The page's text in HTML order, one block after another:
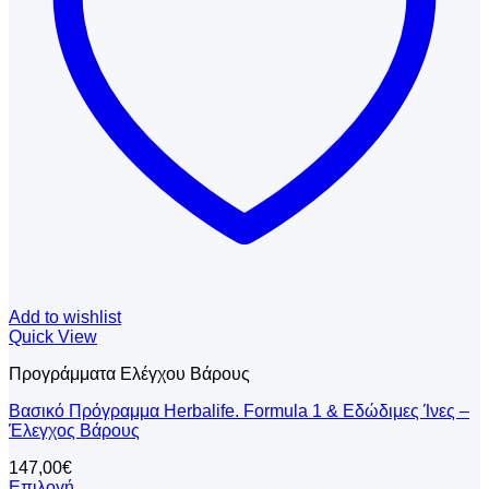
σελίδα
προϊόντος
Add to wishlist
Quick View
Προγράμματα Ελέγχου Βάρους
Βασικό Πρόγραμμα Herbalife. Formula 1 & Εδώδιμες Ίνες –
Έλεγχος Βάρους
147,00€